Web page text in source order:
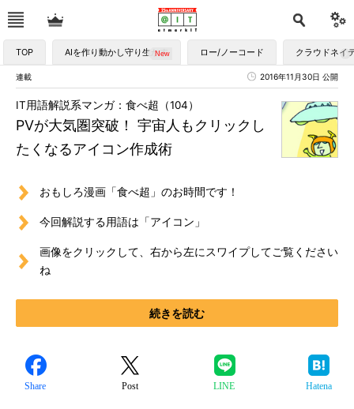
TOP AIを作り動かし守り生かす ロー/ノーコード クラウドネイ
連載 2016年11月30日 公開
PVが大気圏突破！ 宇宙人もクリックし
たくなるアイコン作成術
IT用語解説系マンガ：食べ超（104）
おもしろ漫画「食べ超」のお時間です！
今回解説する用語は「アイコン」
画像をクリックして、右から左にスワイプしてご覧ください
ね
続きを読む
Share Post LINE Hatena